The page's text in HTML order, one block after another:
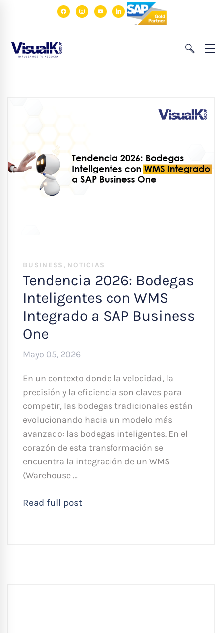
facebookinstagram
youtubelinkedin
BUSINESS , NOTICIAS
Tendencia 2026: Bodegas
Inteligentes con WMS
Integrado a SAP Business
One
Mayo 05, 2026
En un contexto donde la velocidad, la
precisión y la eficiencia son claves para
competir, las bodegas tradicionales están
evolucionando hacia un modelo más
avanzado: las bodegas inteligentes. En el
corazón de esta transformación se
encuentra la integración de un WMS
(Warehouse …
Read full post